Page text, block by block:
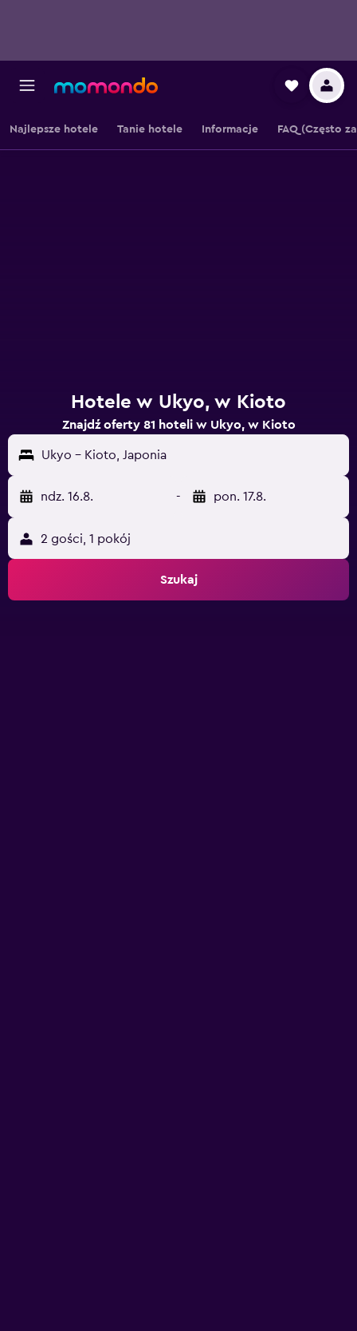
Najlepsze hotele Tanie hotele Informacje FAQ (Często
Hotele w Ukyo, w Kioto
Znajdź oferty 81 hoteli w Ukyo, w Kioto
Ukyo - Kioto, Japonia
ndz. 16.8. - pon. 17.8.
2 gości, 1 pokój
Szukaj